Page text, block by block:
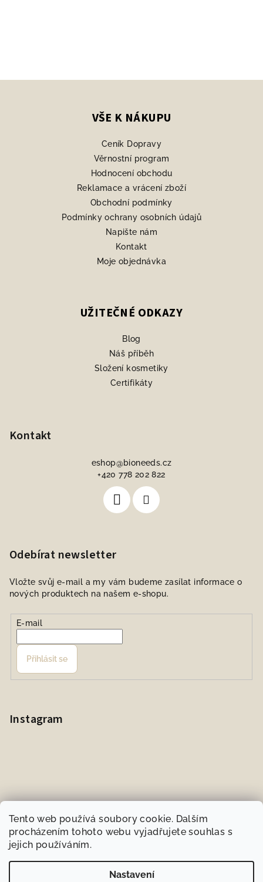
Tento web používá soubory cookie. Dalším
procházením tohoto webu vyjadřujete souhlas s
jejich používáním.
Nastavení
VŠE K NÁKUPU
Ceník Dopravy
Věrnostní program
Hodnocení obchodu
Reklamace a vrácení zboží
Obchodní podmínky
Podmínky ochrany osobních údajů
Napište nám
Kontakt
Moje objednávka
UŽITEČNÉ ODKAZY
Blog
Náš příběh
Složení kosmetiky
Certifikáty
Kontakt
eshop@bioneeds.cz
+420 778 202 822
Odebírat newsletter
Vložte svůj e-mail a my vám budeme zasílat informace o
nových produktech na našem e-shopu.
E-mail
Přihlásit se
Instagram
Sledovat na Instagramu